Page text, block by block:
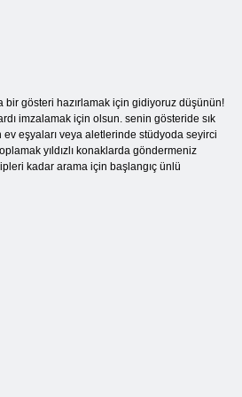
bir gösteri hazırlamak için gidiyoruz düşünün!
imzalamak için olsun. senin gösteride sık
eşyaları veya aletlerinde stüdyoda seyirci
yıldızlı konaklarda göndermeniz
kadar arama için başlangıç ​​ünlü